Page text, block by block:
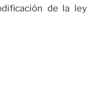
de la ley